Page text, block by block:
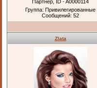
Партнер, ID - A0000114
Группа: Привилегированные
Сообщений: 52
Zlata